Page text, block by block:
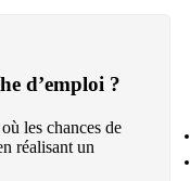
d’emploi ?
les chances de
réalisant un